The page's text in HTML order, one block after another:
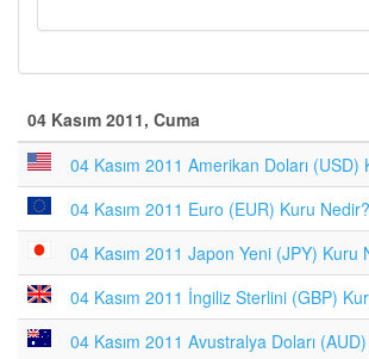
04 Kasım 2011, Cuma
04 Kasım 2011 Amerikan Doları (USD)
04 Kasım 2011 Euro (EUR) Kuru Nedir?
04 Kasım 2011 Japon Yeni (JPY) Kuru
04 Kasım 2011 İngiliz Sterlini (GBP)
04 Kasım 2011 Avustralya Doları